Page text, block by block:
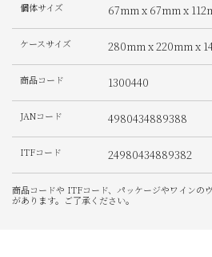
個体サイズ 67mm x 67mm x
ケースサイズ 280mm x 220mm x
商品コード 1300440
JANコード 4980434889388
ITFコード 24980434889382
商品コードや ITFコード、パッケージやワインの
があります。ご了承ください。